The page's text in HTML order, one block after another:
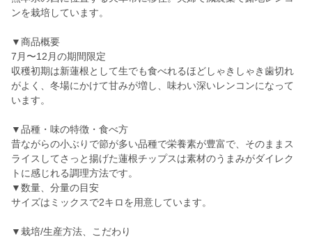
ンを栽培しています。
▼商品概要
7月〜12月の期間限定
収穫初期は新蓮根として生でも食べれるほどしゃきしゃき歯切れ
がよく、冬場にかけて甘みが増し、味わい深いレンコンになって
います。
▼品種・味の特徴・食べ方
昔ながらの小ぶりで節が多い品種で栄養素が豊富で、そのままス
ライスしてさっと揚げた蓮根チップスは素材のうまみがダイレク
トに感じれる調理方法です。
▼数量、分量の目安
サイズはミックスで2キロを用意しています。
▼栽培/生産方法、こだわり